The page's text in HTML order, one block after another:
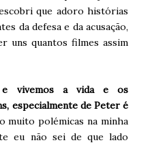
que adoro histórias
da defesa e da acusação,
uns quantos filmes assim
vivemos a vida e os
especialmente de Peter é
muito polémicas na minha
eu não sei de que lado